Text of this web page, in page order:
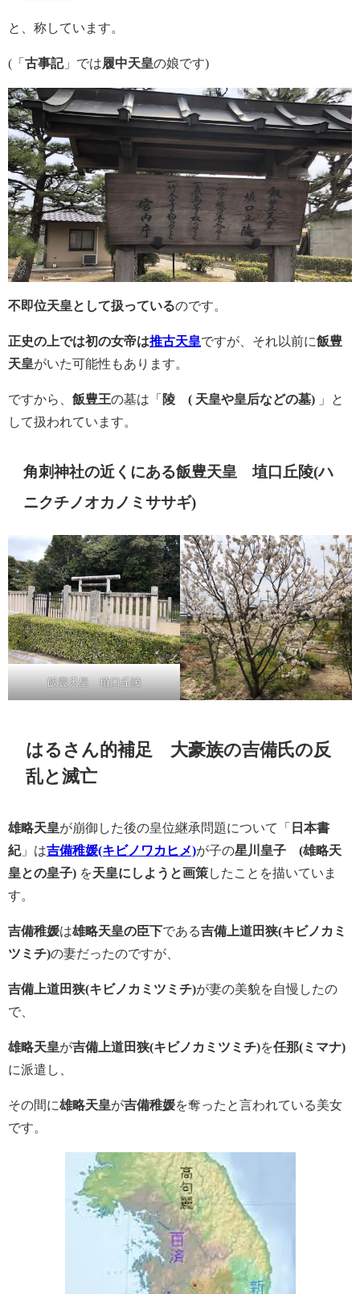
と、称しています。
(「 古事記」では履中天皇の娘です)
不即位天皇として扱っているのです。
正史の上では初の女帝は推古天皇ですが、それ以前に飯豊
天皇がいた可能性もあります。
ですから、 飯豊王の墓は「 陵 ( 天皇や皇后などの墓) 」と
して扱われています。
角刺神社の近くにある飯豊天皇 埴口丘陵(ハ
ニクチノオカノミササギ)
飯豊天皇 埴口丘陵
はるさん的補足 大豪族の吉備氏の反
乱と滅亡
雄略天皇が崩御した後の皇位継承問題について「 日本書
紀」は吉備稚媛(キビノワカヒメ)が子の星川皇子 (雄略天
皇との皇子) を天皇にしようと画策したことを描いていま
す。
吉備稚媛は雄略天皇の臣下である吉備上道田狭(キビノカミ
ツミチ)の妻だったのですが、
吉備上道田狭(キビノカミツミチ)が妻の美貌を自慢したの
で、
雄略天皇が吉備上道田狭(キビノカミツミチ)を任那(ミマナ)
に派遣し、
その間に雄略天皇が吉備稚媛を奪ったと言われている美女
です。